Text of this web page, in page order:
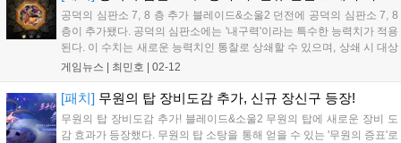
공덕의 심판소 7, 8 층 추가 블레이드&소울2 던전에 공덕의 심판소 7, 8
층이 추가됐다. 공덕의 심판소에는 '내구력'이라는 특수한 능력치가 적용
된다. 이 수치는 새로운 능력치인 통찰로 상쇄할 수 있으며, 상쇄 시 대상
에게 입히는 피해량을 증가시킨다. 이외에도 일반, 정예 몬스터 리젠 시
게임뉴스 | 최민호 | 02-12
[패치] 무원의 탑 장비도감 추가, 신규 장신구 등장!
무원의 탑 장비도감 추가! 블레이드&소울2 무원의 탑에 새로운 장비 도
감 효과가 등장했다. 무원의 탑 소탕을 통해 얻을 수 있는 '무원의 증표'로